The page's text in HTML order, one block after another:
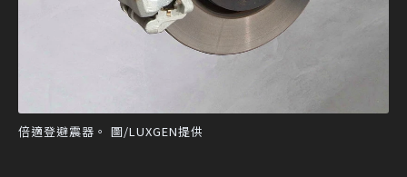
倍適登避震器。 圖/LUXGEN提供